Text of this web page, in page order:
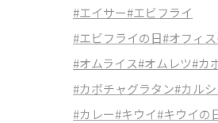
#エイサー#エビフライ
#エビフライの日#オフィ
#オムライス#オムレツ#カ
#カボチャグラタン#カル
#カレー#キウイ#キウイの